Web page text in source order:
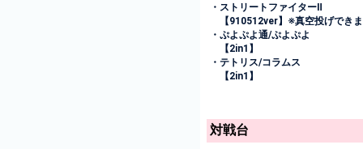
・ストリートファイターⅡ
【910512ver】※真空投げでき
・ぷよぷよ通/ぷよぷよ
【2in1】
・テトリス/コラムス
【2in1】
対戦台